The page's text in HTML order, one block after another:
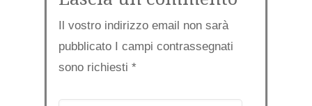
Il vostro indirizzo email non sarà
pubblicato I campi contrassegnati
sono richiesti *